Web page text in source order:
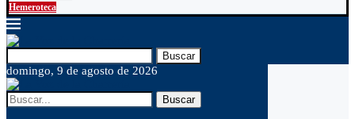
Hemeroteca
Buscar
domingo, 9 de agosto de 2026
Buscar